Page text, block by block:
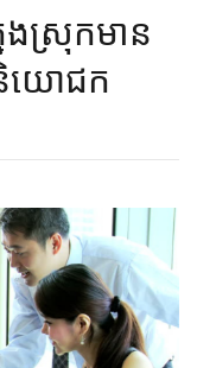
ងស្រុកមាន
យោជក​